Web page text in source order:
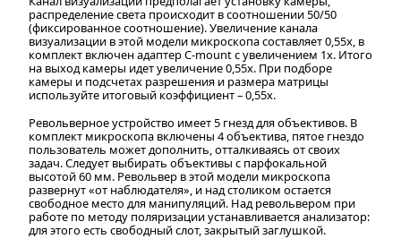
распределение света происходит в соотношении 50/50
(фиксированное соотношение). Увеличение канала
визуализации в этой модели микроскопа составляет 0,55х, в
комплект включен адаптер C-mount с увеличением 1х. Итого
на выход камеры идет увеличение 0,55х. При подборе
камеры и подсчетах разрешения и размера матрицы
используйте итоговый коэффициент – 0,55х.
Револьверное устройство имеет 5 гнезд для объективов. В
комплект микроскопа включены 4 объектива, пятое гнездо
пользователь может дополнить, отталкиваясь от своих
задач. Следует выбирать объективы с парфокальной
высотой 60 мм. Револьвер в этой модели микроскопа
развернут «от наблюдателя», и над столиком остается
свободное место для манипуляций. Над револьвером при
работе по методу поляризации устанавливается анализатор:
для этого есть свободный слот, закрытый заглушкой.